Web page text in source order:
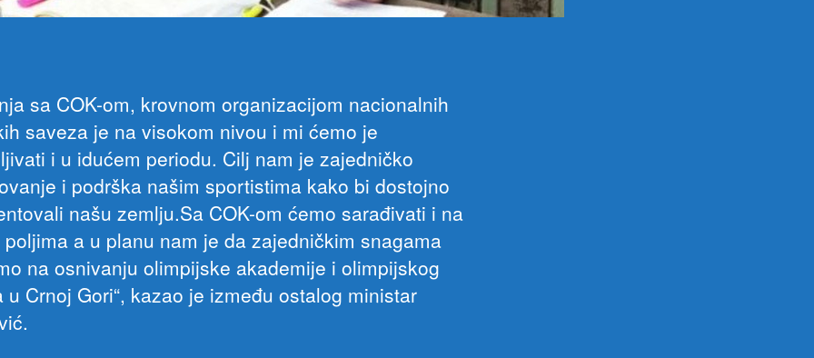
sa COK-om, krovnom organizacijom nacionalnih
saveza je na visokom nivou i mi ćemo je
i u idućem periodu. Cilj nam je zajedničko
i podrška našim sportistima kako bi dostojno
našu zemlju.Sa COK-om ćemo sarađivati i na
a u planu nam je da zajedničkim snagama
na osnivanju olimpijske akademije i olimpijskog
u Crnoj Gori“, kazao je između ostalog ministar